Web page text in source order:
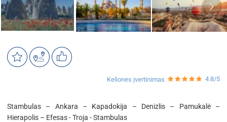
Kelionės įvertinimas 4.8/5
Stambulas – Ankara – Kapadokija – Denizlis – Pamukalė –
Hierapolis – Efesas - Troja - Stambulas